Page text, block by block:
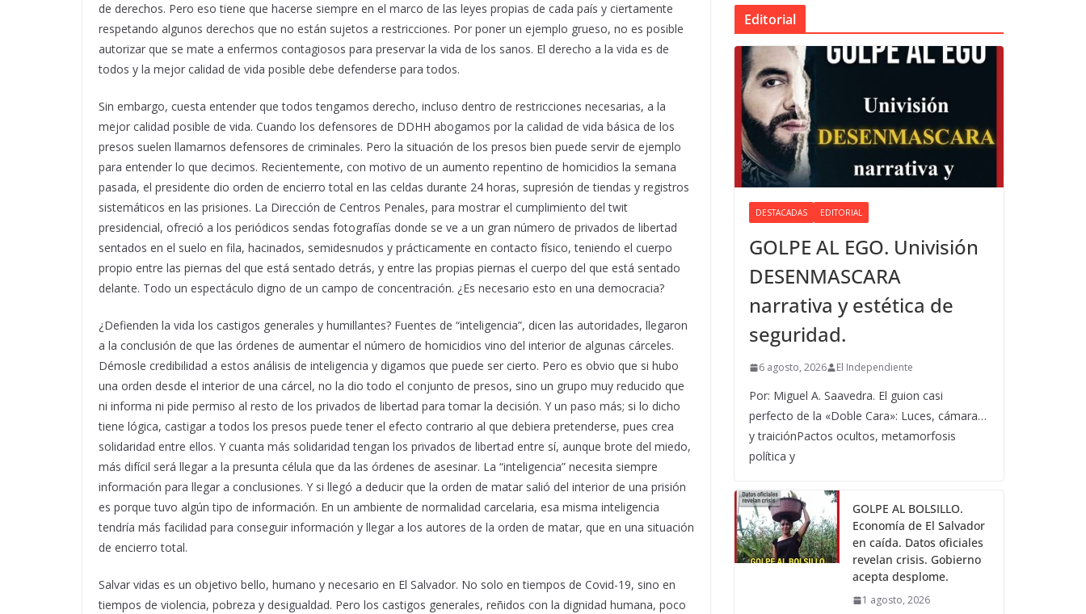
de derechos. Pero eso tiene que hacerse siempre en el marco de las leyes propias de cada país y ciertamente
respetando algunos derechos que no están sujetos a restricciones. Por poner un ejemplo grueso, no es posible
autorizar que se mate a enfermos contagiosos para preservar la vida de los sanos. El derecho a la vida es de
todos y la mejor calidad de vida posible debe defenderse para todos.
Sin embargo, cuesta entender que todos tengamos derecho, incluso dentro de restricciones necesarias, a la
mejor calidad posible de vida. Cuando los defensores de DDHH abogamos por la calidad de vida básica de los
presos suelen llamarnos defensores de criminales. Pero la situación de los presos bien puede servir de ejemplo
para entender lo que decimos. Recientemente, con motivo de un aumento repentino de homicidios la semana
pasada, el presidente dio orden de encierro total en las celdas durante 24 horas, supresión de tiendas y registros
sistemáticos en las prisiones. La Dirección de Centros Penales, para mostrar el cumplimiento del twit
presidencial, ofreció a los periódicos sendas fotografías donde se ve a un gran número de privados de libertad
sentados en el suelo en fila, hacinados, semidesnudos y prácticamente en contacto físico, teniendo el cuerpo
propio entre las piernas del que está sentado detrás, y entre las propias piernas el cuerpo del que está sentado
delante. Todo un espectáculo digno de un campo de concentración. ¿Es necesario esto en una democracia?
¿Defienden la vida los castigos generales y humillantes? Fuentes de “inteligencia”, dicen las autoridades, llegaron
a la conclusión de que las órdenes de aumentar el número de homicidios vino del interior de algunas cárceles.
Démosle credibilidad a estos análisis de inteligencia y digamos que puede ser cierto. Pero es obvio que si hubo
una orden desde el interior de una cárcel, no la dio todo el conjunto de presos, sino un grupo muy reducido que
ni informa ni pide permiso al resto de los privados de libertad para tomar la decisión. Y un paso más; si lo dicho
tiene lógica, castigar a todos los presos puede tener el efecto contrario al que debiera pretenderse, pues crea
solidaridad entre ellos. Y cuanta más solidaridad tengan los privados de libertad entre sí, aunque brote del miedo,
más difícil será llegar a la presunta célula que da las órdenes de asesinar. La “inteligencia” necesita siempre
información para llegar a conclusiones. Y si llegó a deducir que la orden de matar salió del interior de una prisión
es porque tuvo algún tipo de información. En un ambiente de normalidad carcelaria, esa misma inteligencia
tendría más facilidad para conseguir información y llegar a los autores de la orden de matar, que en una situación
de encierro total.
Salvar vidas es un objetivo bello, humano y necesario en El Salvador. No solo en tiempos de Covid-19, sino en
tiempos de violencia, pobreza y desigualdad. Pero los castigos generales, reñidos con la dignidad humana, poco
Editorial
DESTACADAS EDITORIAL
GOLPE AL EGO. Univisión
DESENMASCARA
narrativa y estética de
seguridad.
6 agosto, 2026 El Independiente
Por: Miguel A. Saavedra. El guion casi
perfecto de la «Doble Cara»: Luces, cámara…
y traiciónPactos ocultos, metamorfosis
política y
GOLPE AL BOLSILLO.
Economía de El Salvador
en caída. Datos oficiales
revelan crisis. Gobierno
acepta desplome.
1 agosto, 2026